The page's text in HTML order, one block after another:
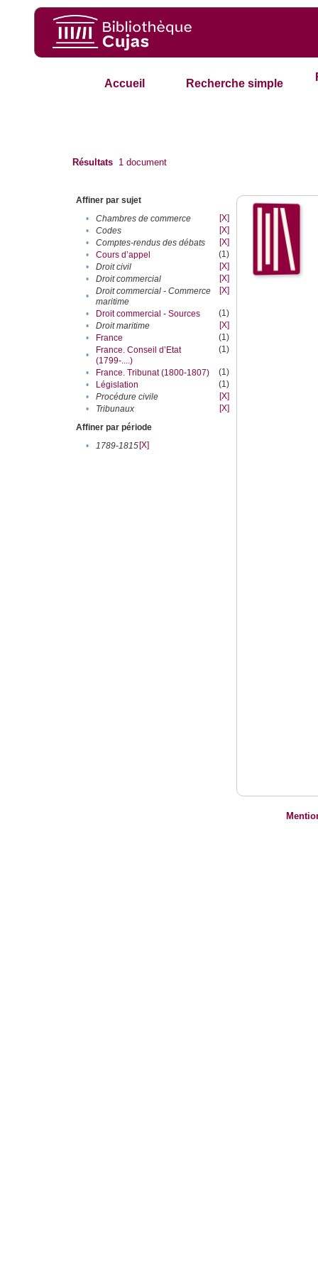
Accueil Recherche simple
Résultats 1 document
Affiner par sujet
•
Chambres de commerce
[X]
•
Codes
[X]
•
Comptes-rendus des débats
[X]
•
Cours d’appel
(1)
•
Droit civil
[X]
•
Droit commercial
[X]
•
Droit commercial - Commerce
maritime
[X]
• Droit commercial - Sources
(1)
•
Droit maritime
[X]
•
France
(1)
•
France. Conseil d’Etat
(1799-....)
(1)
• France. Tribunat (1800-1807)
(1)
•
Législation
(1)
•
Procédure civile
[X]
•
Tribunaux
[X]
Affiner par période
•
1789-1815[X]